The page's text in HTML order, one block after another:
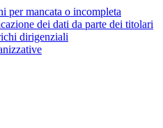
per mancata o incompleta
dei dati da parte dei titolari
dirigenziali